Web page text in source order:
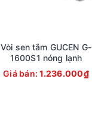
Vòi sen tắm GUCEN G-
1600S1 nóng lạnh
Giá bán:1.236.000₫